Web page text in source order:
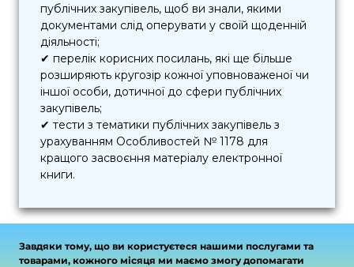
публічних закупівель, щоб ви знали, якими
документами слід оперувати у своїй щоденній
діяльності;
✔ перелік корисних посилань, які ще більше
розширяють кругозір кожної уповноваженої чи
іншої особи, дотичної до сфери публічних
закупівель;
✔ тести з тематики публічних закупівель з
урахуванням Особливостей № 1178 для
кращого засвоєння матеріалу електронної
книги.
Завдяки тому, що ви користуєтеся нашими послугами та
товарами, кожного місяця ми маємо змогу допомагати